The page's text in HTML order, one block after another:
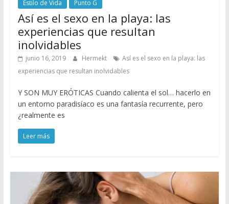
Estilo de Vida Punto G
Así es el sexo en la playa: las
experiencias que resultan
inolvidables
junio 16, 2019 Hermekt
Así es el sexo en la playa: las
experiencias que resultan inolvidables
Y SON MUY ERÓTICAS Cuando calienta el sol… hacerlo en
un entorno paradisíaco es una fantasía recurrente, pero
¿realmente es
Leer más